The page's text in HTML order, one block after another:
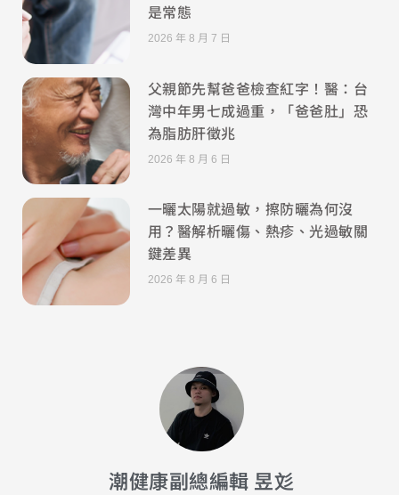
是常態
2026 年 8 月 7 日
父親節先幫爸爸檢查紅字！醫：台
灣中年男七成過重，「爸爸肚」恐
為脂肪肝徵兆
2026 年 8 月 6 日
一曬太陽就過敏，擦防曬為何沒
用？醫解析曬傷、熱疹、光過敏關
鍵差異
2026 年 8 月 6 日
潮健康副總編輯 昱彣